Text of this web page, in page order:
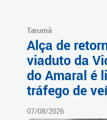
Tarumã
Alça de
viaduto da
do Amaral é
tráfego de
07/08/2026